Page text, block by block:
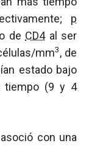
p
de CD4al ser
mm3, de
estado bajo
tiempo (9 y 4
con una